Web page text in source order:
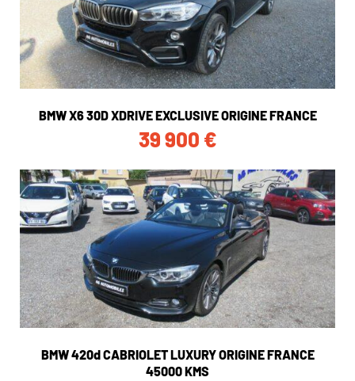
BMW X6 30D XDRIVE EXCLUSIVE ORIGINE FRANCE
39 900 €
BMW 420d CABRIOLET LUXURY ORIGINE FRANCE
45000 KMS